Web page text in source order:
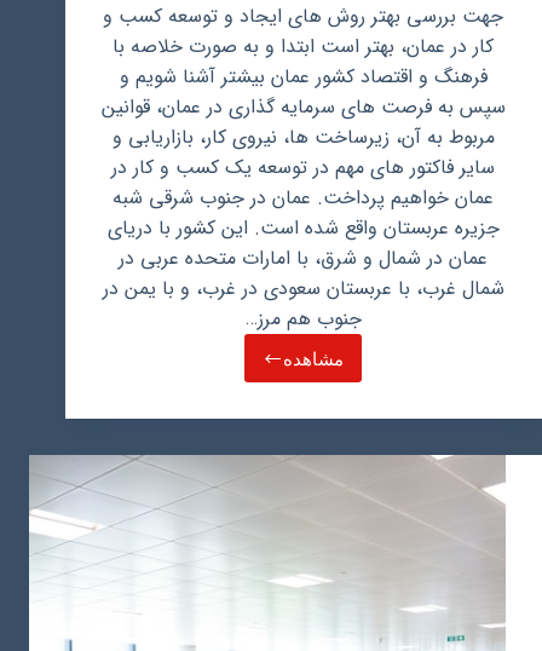
جهت بررسی بهتر روش های ایجاد و توسعه کسب و
کار در عمان، بهتر است ابتدا و به صورت خلاصه با
فرهنگ و اقتصاد کشور عمان بیشتر آشنا شویم و
سپس به فرصت های سرمایه گذاری در عمان، قوانین
مربوط به آن، زیرساخت ها، نیروی کار، بازاریابی و
سایر فاکتور های مهم در توسعه یک کسب و کار در
عمان خواهیم پرداخت. عمان در جنوب شرقی شبه
جزیره عربستان واقع شده است. این کشور با دریای
عمان در شمال و شرق، با امارات متحده عربی در
شمال غرب، با عربستان سعودی در غرب، و با یمن در
جنوب هم مرز…
مشاهدهراهنمای
توسعه
و